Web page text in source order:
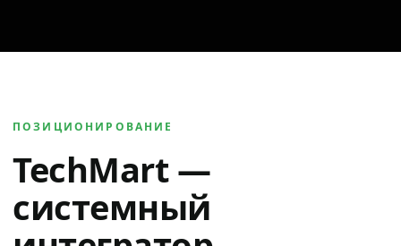
ПОЗИЦИОНИРОВАНИЕ
TechMart —
системный